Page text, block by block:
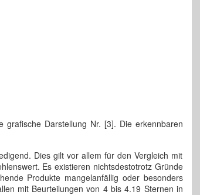
grafische Darstellung Nr. [3]. Die erkennbaren
Dies gilt vor allem für den Vergleich mit
Es existieren nichtsdestotrotz Gründe
Produkte mangelanfällig oder besonders
mit Beurteilungen von 4 bis 4.19 Sternen in